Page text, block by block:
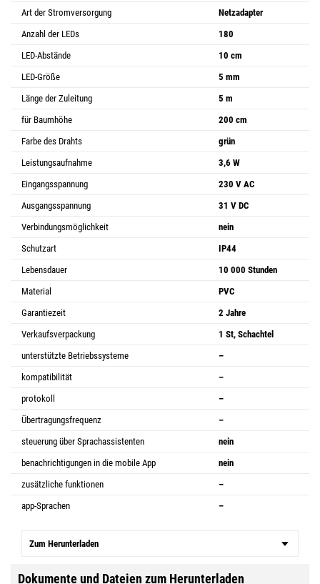
Art der Stromversorgung
Netzadapter
Anzahl der LEDs
180
LED-Abstände
10 cm
LED-Größe
5 mm
Länge der Zuleitung
5 m
für Baumhöhe
200 cm
Farbe des Drahts
grün
Leistungsaufnahme
3,6 W
Eingangsspannung
230 V AC
Ausgangsspannung
31 V DC
Verbindungsmöglichkeit
nein
Schutzart
IP44
Lebensdauer
10 000 Stunden
Material
PVC
Garantiezeit
2 Jahre
Verkaufsverpackung
1 St, Schachtel
unterstützte Betriebssysteme
–
kompatibilität
–
protokoll
–
Übertragungsfrequenz
–
steuerung über Sprachassistenten
nein
benachrichtigungen in die mobile App
nein
zusätzliche funktionen
–
app-Sprachen
–
Zum Herunterladen
Dokumente und Dateien zum Herunterladen